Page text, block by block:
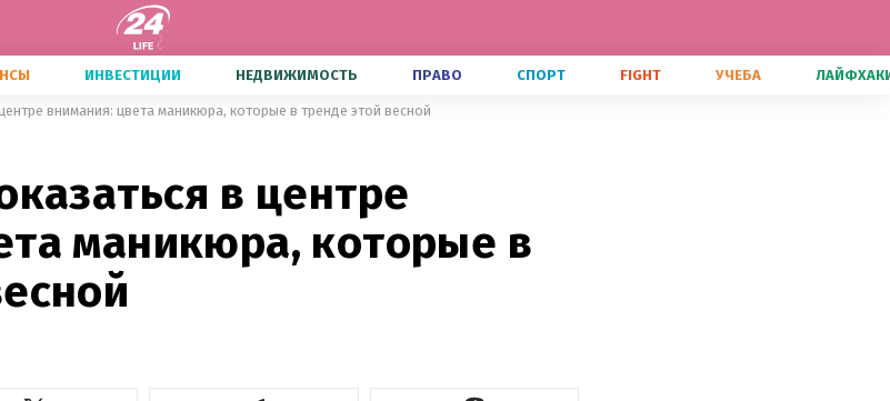
ИНВЕСТИЦИИ НЕДВИЖИМОСТЬ ПРАВО СПОРТ FIGHT УЧЕБА
внимания: цвета маникюра, которые в тренде этой весной
в центре
маникюра, которые в